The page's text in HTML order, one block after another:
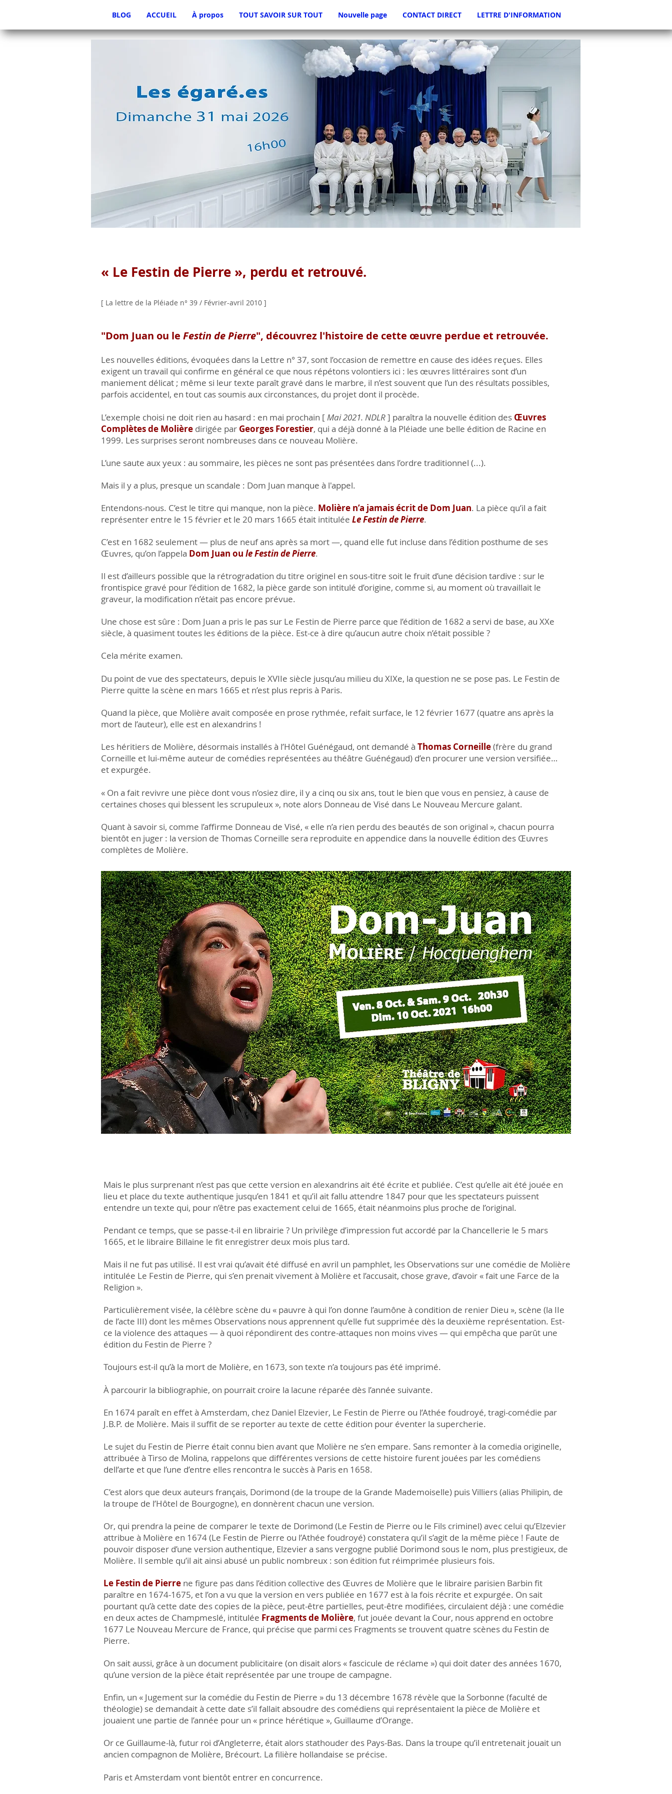
BLOG ACCUEIL À propos TOUT SAVOIR SUR TOUT Nouvelle page CONTACT DIRECT LETTRE D'INFORMATION
« Le Festin de Pierre », perdu et retrouvé.
[ La lettre de la Pléiade n° 39 / Février-avril 2010 ]
"Dom Juan ou le Festin de Pierre", découvrez l'histoire de cette œuvre perdue et retrouvée.
Les nouvelles éditions, évoquées dans la Lettre n° 37, sont l’occasion de remettre en cause des idées reçues. Elles
exigent un travail qui confirme en général ce que nous répétons volontiers ici : les œuvres littéraires sont d’un
maniement délicat ; même si leur texte paraît gravé dans le marbre, il n’est souvent que l’un des résultats possibles,
parfois accidentel, en tout cas soumis aux circonstances, du projet dont il procède.
L’exemple choisi ne doit rien au hasard : en mai prochain [Mai 2021. NDLR] paraîtra la nouvelle édition des Œuvres
Complètes de Molière dirigée par Georges Forestier, qui a déjà donné à la Pléiade une belle édition de Racine en
1999. Les surprises seront nombreuses dans ce nouveau Molière.
L’une saute aux yeux : au sommaire, les pièces ne sont pas présentées dans l’ordre traditionnel (...).
Mais il y a plus, presque un scandale : Dom Juan manque à l'appel.
Entendons-nous. C’est le titre qui manque, non la pièce. Molière n’a jamais écrit de Dom Juan. La pièce qu’il a fait
représenter entre le 15 février et le 20 mars 1665 était intitulée Le Festin de Pierre.
C’est en 1682 seulement — plus de neuf ans après sa mort —, quand elle fut incluse dans l’édition posthume de ses
Œuvres, qu’on l’appela Dom Juan ou le Festin de Pierre.
Il est d’ailleurs possible que la rétrogradation du titre originel en sous-titre soit le fruit d’une décision tardive : sur le
frontispice gravé pour l’édition de 1682, la pièce garde son intitulé d’origine, comme si, au moment où travaillait le
graveur, la modification n’était pas encore prévue.
Une chose est sûre : Dom Juan a pris le pas sur Le Festin de Pierre parce que l’édition de 1682 a servi de base, au XXe
siècle, à quasiment toutes les éditions de la pièce. Est-ce à dire qu’aucun autre choix n’était possible ?
Cela mérite examen.
Du point de vue des spectateurs, depuis le XVIIe siècle jusqu’au milieu du XIXe, la question ne se pose pas. Le Festin de
Pierre quitte la scène en mars 1665 et n’est plus repris à Paris.
Quand la pièce, que Molière avait composée en prose rythmée, refait surface, le 12 février 1677 (quatre ans après la
mort de l’auteur), elle est en alexandrins !
Les héritiers de Molière, désormais installés à l’Hôtel Guénégaud, ont demandé à Thomas Corneille(frère du grand
Corneille et lui-même auteur de comédies représentées au théâtre Guénégaud) d’en procurer une version versifiée…
et expurgée.
« On a fait revivre une pièce dont vous n’osiez dire, il y a cinq ou six ans, tout le bien que vous en pensiez, à cause de
certaines choses qui blessent les scrupuleux », note alors Donneau de Visé dans Le Nouveau Mercure galant.
Quant à savoir si, comme l’affirme Donneau de Visé, « elle n’a rien perdu des beautés de son original », chacun pourra
bientôt en juger : la version de Thomas Corneille sera reproduite en appendice dans la nouvelle édition des Œuvres
complètes de Molière.
Mais le plus surprenant n’est pas que cette version en alexandrins ait été écrite et publiée. C’est qu’elle ait été jouée en
lieu et place du texte authentique jusqu’en 1841 et qu’il ait fallu attendre 1847 pour que les spectateurs puissent
entendre un texte qui, pour n’être pas exactement celui de 1665, était néanmoins plus proche de l’original.
Pendant ce temps, que se passe-t-il en librairie ? Un privilège d’impression fut accordé par la Chancellerie le 5 mars
1665, et le libraire Billaine le fit enregistrer deux mois plus tard.
Mais il ne fut pas utilisé. Il est vrai qu’avait été diffusé en avril un pamphlet, les Observations sur une comédie de Molière
intitulée Le Festin de Pierre, qui s’en prenait vivement à Molière et l’accusait, chose grave, d’avoir « fait une Farce de la
Religion ».
Particulièrement visée, la célèbre scène du « pauvre à qui l’on donne l’aumône à condition de renier Dieu », scène (la IIe
de l’acte III) dont les mêmes Observations nous apprennent qu’elle fut supprimée dès la deuxième représentation. Est-
ce la violence des attaques — à quoi répondirent des contre-attaques non moins vives — qui empêcha que parût une
édition du Festin de Pierre ?
Toujours est-il qu’à la mort de Molière, en 1673, son texte n’a toujours pas été imprimé.
À parcourir la bibliographie, on pourrait croire la lacune réparée dès l’année suivante.
En 1674 paraît en effet à Amsterdam, chez Daniel Elzevier, Le Festin de Pierre ou l’Athée foudroyé, tragi-comédie par
J.B.P. de Molière. Mais il suffit de se reporter au texte de cette édition pour éventer la supercherie.
Le sujet du Festin de Pierre était connu bien avant que Molière ne s’en empare. Sans remonter à la comedia originelle,
attribuée à Tirso de Molina, rappelons que différentes versions de cette histoire furent jouées par les comédiens
dell’arte et que l’une d’entre elles rencontra le succès à Paris en 1658.
C’est alors que deux auteurs français, Dorimond (de la troupe de la Grande Mademoiselle) puis Villiers (alias Philipin, de
la troupe de l’Hôtel de Bourgogne), en donnèrent chacun une version.
Or, qui prendra la peine de comparer le texte de Dorimond (Le Festin de Pierre ou le Fils criminel) avec celui qu’Elzevier
attribue à Molière en 1674 (Le Festin de Pierre ou l’Athée foudroyé) constatera qu’il s’agit de la même pièce ! Faute de
pouvoir disposer d’une version authentique, Elzevier a sans vergogne publié Dorimond sous le nom, plus prestigieux, de
Molière. Il semble qu’il ait ainsi abusé un public nombreux : son édition fut réimprimée plusieurs fois.
Le Festin de Pierre ne figure pas dans l’édition collective des Œuvres de Molière que le libraire parisien Barbin fit
paraître en 1674-1675, et l’on a vu que la version en vers publiée en 1677 est à la fois récrite et expurgée. On sait
pourtant qu’à cette date des copies de la pièce, peut-être partielles, peut-être modifiées, circulaient déjà : une comédie
en deux actes de Champmeslé, intitulée Fragments de Molière, fut jouée devant la Cour, nous apprend en octobre
1677 Le Nouveau Mercure de France, qui précise que parmi ces Fragments se trouvent quatre scènes du Festin de
Pierre.
On sait aussi, grâce à un document publicitaire (on disait alors « fascicule de réclame ») qui doit dater des années 1670,
qu’une version de la pièce était représentée par une troupe de campagne.
Enfin, un « Jugement sur la comédie du Festin de Pierre » du 13 décembre 1678 révèle que la Sorbonne (faculté de
théologie) se demandait à cette date s’il fallait absoudre des comédiens qui représentaient la pièce de Molière et
jouaient une partie de l’année pour un « prince hérétique », Guillaume d’Orange.
Or ce Guillaume-là, futur roi d’Angleterre, était alors stathouder des Pays-Bas. Dans la troupe qu’il entretenait jouait un
ancien compagnon de Molière, Brécourt. La filière hollandaise se précise.
Paris et Amsterdam vont bientôt entrer en concurrence.